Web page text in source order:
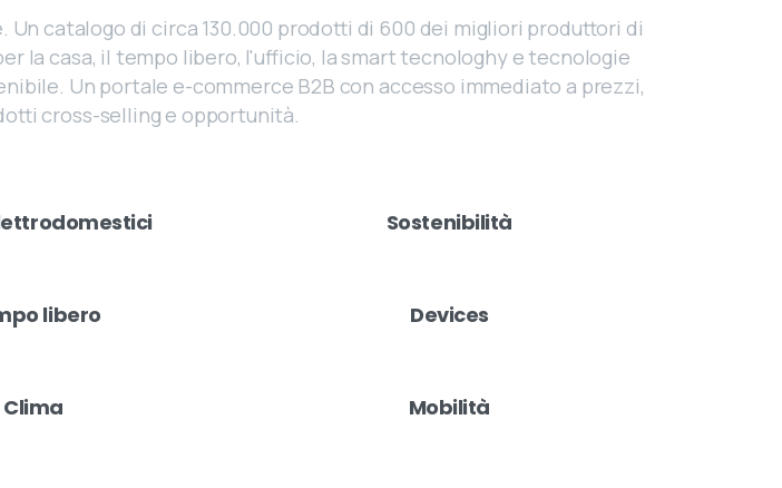
catalogo di circa 130.000 prodotti di 600 dei migliori produttori di
la casa, il tempo libero, l'ufficio, la smart tecnologhy e tecnologie
Un portale e-commerce B2B con accesso immediato a prezzi,
cross-selling e opportunità.
Sostenibilità
libero Devices
Clima Mobilità